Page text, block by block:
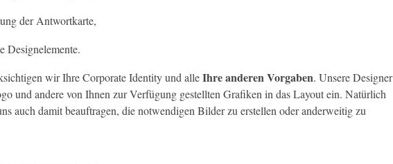
der Antwortkarte,
Designelemente.
wir Ihre Corporate Identity und alleIhre anderen Vorgaben. Unsere Designer
und andere von Ihnen zur Verfügung gestellten Grafiken in das Layout ein. Natürlich
auch damit beauftragen, die notwendigen Bilder zu erstellen oder anderweitig zu